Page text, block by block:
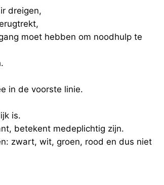
dreigen,
moet hebben om noodhulp te
in de voorste linie.
is.
betekent medeplichtig zijn.
zwart, wit, groen, rood en dus niet